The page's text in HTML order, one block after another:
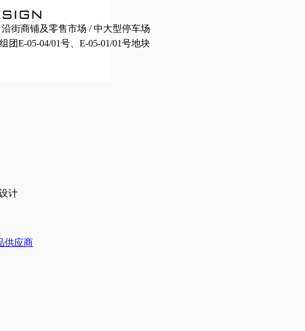
街商铺及零售市场 / 中大型停车场
E-05-04/01号、E-05-01/01号地块
计
供应商